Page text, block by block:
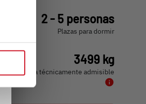
2 - 5 personas
Plazas para dormir
3499 kg
Masa máxima técnicamente admisible